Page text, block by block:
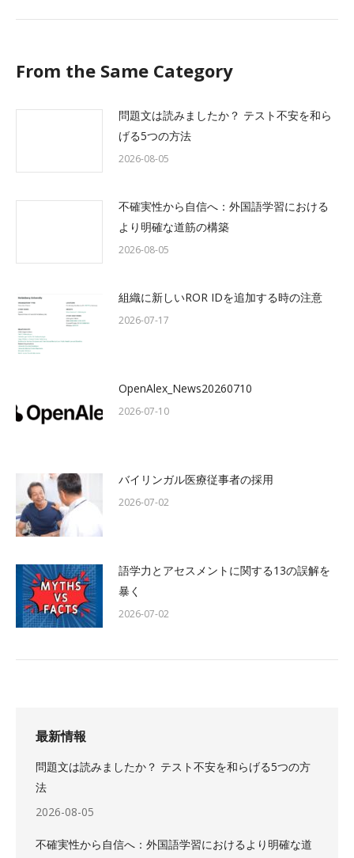
From the Same Category
問題文は読みましたか？ テスト不安を和ら
げる5つの方法
2026-08-05
不確実性から自信へ：外国語学習における
より明確な道筋の構築
2026-08-05
組織に新しいROR IDを追加する時の注意
2026-07-17
OpenAlex_News20260710
2026-07-10
バイリンガル医療従事者の採用
2026-07-02
語学力とアセスメントに関する13の誤解を
暴く
2026-07-02
最新情報
問題文は読みましたか？ テスト不安を和らげる5つの方
法
2026-08-05
不確実性から自信へ：外国語学習におけるより明確な道